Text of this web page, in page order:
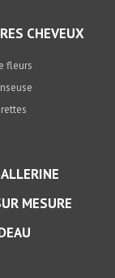
CHEVEUX
fleurs
MESURE